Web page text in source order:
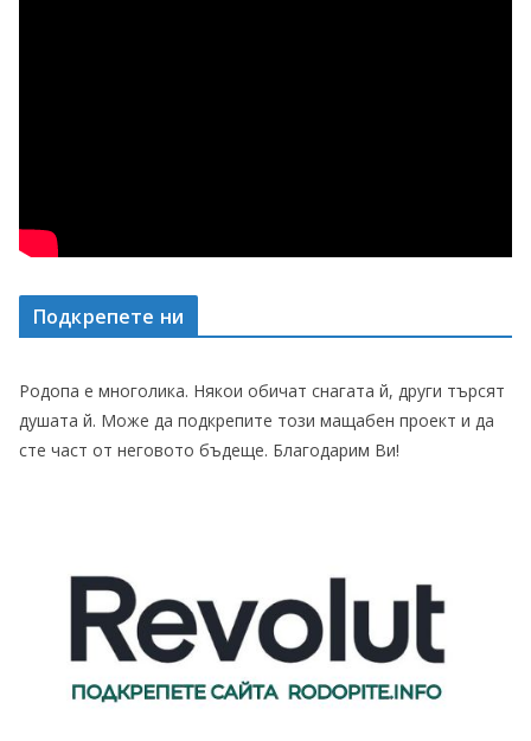
Подкрепете ни
Родопа е многолика. Някои обичат снагата й, други търсят
душата й. Може да подкрепите този мащабен проект и да
сте част от неговото бъдеще. Благодарим Ви!